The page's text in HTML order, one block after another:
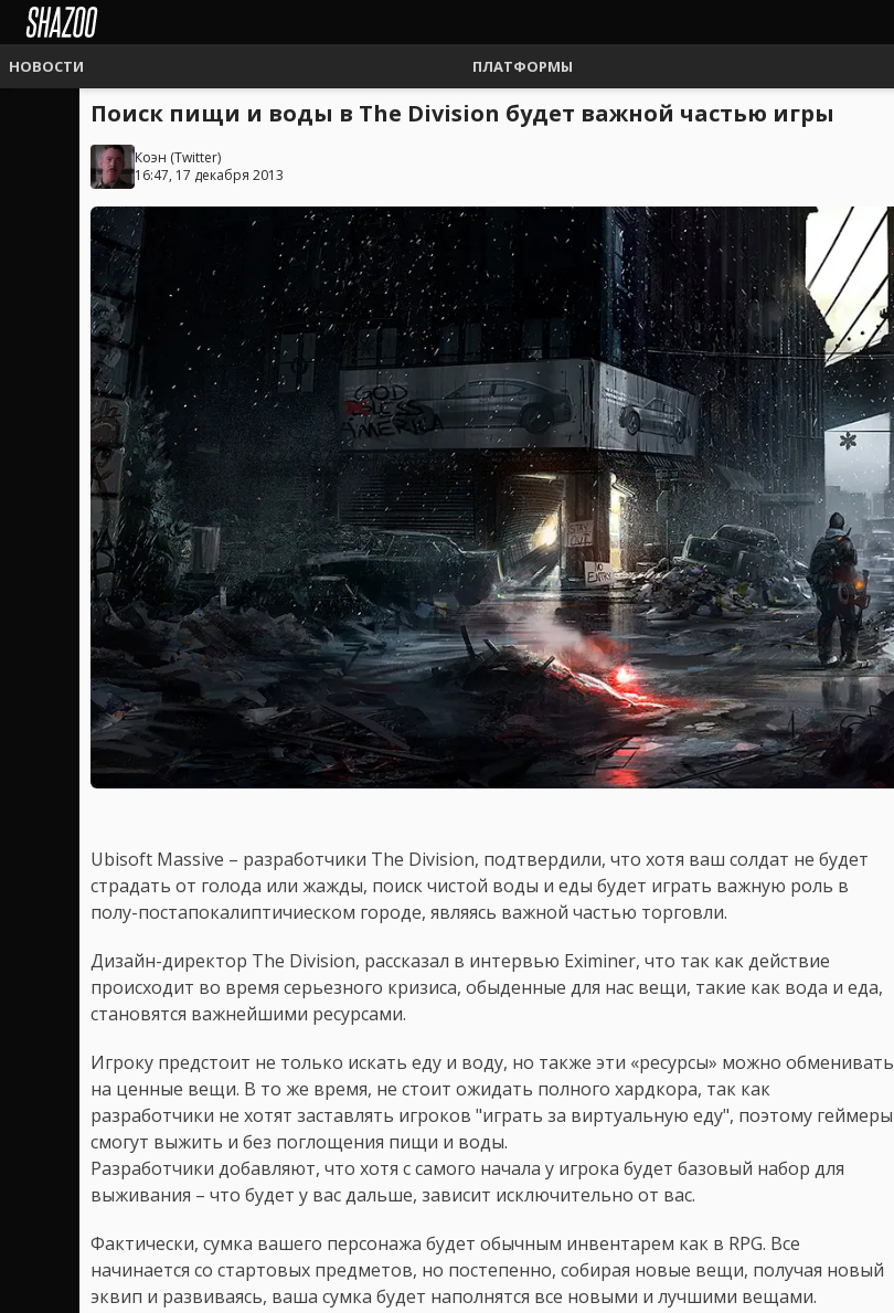
НОВОСТИ ПЛАТФОРМЫ
Поиск пищи и воды в The Division будет важной частью игры
Коэн (Twitter)
16:47, 17 декабря 2013
Ubisoft Massive – разработчики The Division, подтвердили, что хотя ваш солдат не будет
страдать от голода или жажды, поиск чистой воды и еды будет играть важную роль в
полу-постапокалиптичиеском городе, являясь важной частью торговли.
Дизайн-директор The Division, рассказал в интервью Eximiner, что так как действие
происходит во время серьезного кризиса, обыденные для нас вещи, такие как вода и еда,
становятся важнейшими ресурсами.
Игроку предстоит не только искать еду и воду, но также эти «ресурсы» можно обменивать
на ценные вещи. В то же время, не стоит ожидать полного хардкора, так как
разработчики не хотят заставлять игроков "играть за виртуальную еду", поэтому геймеры
смогут выжить и без поглощения пищи и воды.
Разработчики добавляют, что хотя с самого начала у игрока будет базовый набор для
выживания – что будет у вас дальше, зависит исключительно от вас.
Фактически, сумка вашего персонажа будет обычным инвентарем как в RPG. Все
начинается со стартовых предметов, но постепенно, собирая новые вещи, получая новый
эквип и развиваясь, ваша сумка будет наполнятся все новыми и лучшими вещами.